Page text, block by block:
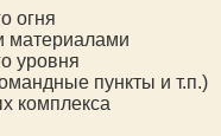
огня
материалами
уровня
пункты и т.п.)
комплекса